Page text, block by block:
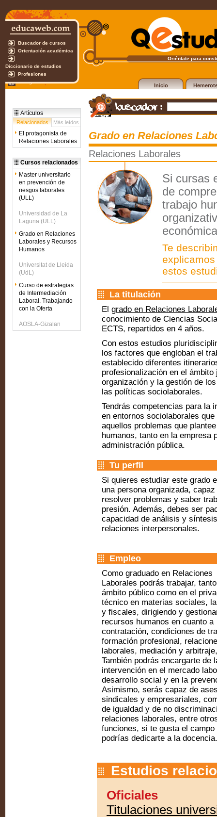
Buscador de cursos
Orientación académica
Diccionario de estudios
Profesiones
Test gratuito
Oriéntate para
Inicio
Artículos
Relacionados Más leídos
El protagonista de
Relaciones Laborales
Cursos relacionados
Master universitario
en prevención de
riesgos laborales
(ULL)
Universidad de La
Laguna (ULL)
Grado en Relaciones
Laborales y Recursos
Humanos
Universitat de Lleida
(UdL)
Curso de estrategias
de Intermediación
Laboral. Trabajando
con la Oferta
AOSLA-Gizalan
Grado en Relaciones
Relaciones Laborales
Si cursas
de
trabajo
Te
estos
La titulación
El grado en Relaciones
conocimiento de Ciencias
ECTS, repartidos en 4 años.
Con estos estudios
los factores que engloban el
establecido diferentes
profesionalización en el
organización y la gestión de
las políticas sociolaborales.
Tendrás competencias para la
en entornos sociolaborales
aquellos problemas que
humanos, tanto en la empresa
administración pública.
Tu perfil
Si quieres estudiar este grado
una persona organizada,
resolver problemas y saber
presión. Además, debes ser
capacidad de análisis y
relaciones interpersonales.
Empleo
Como graduado en Relaciones
Laborales podrás trabajar,
ámbito público como en el
técnico en materias sociales,
y fiscales, dirigiendo y
recursos humanos en cuanto a
contratación, condiciones de
formación profesional,
laborales, mediación y
También podrás encargarte de
intervención en el mercado
desarrollo social y en la
Asimismo, serás capaz de
sindicales y empresariales,
de igualdad y de no
relaciones laborales, entre
funciones, si te gusta el
podrías dedicarte a la docencia.
Estudios
Oficiales
Titulaciones